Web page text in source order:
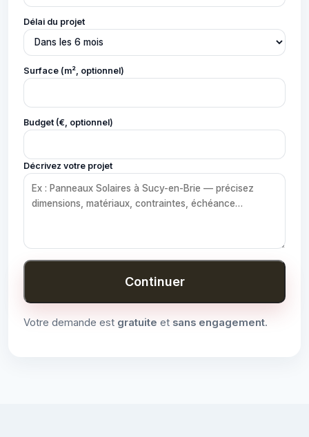
Délai du projet
Surface (m², optionnel)
Budget (€, optionnel)
Décrivez votre projet
Continuer
Votre demande est gratuite et sans engagement.